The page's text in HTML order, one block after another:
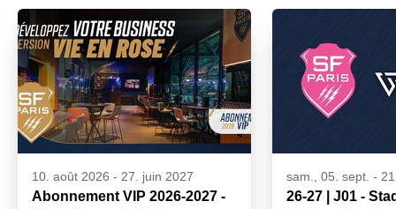
10. août 2026 - 27. juin 2027
Abonnement VIP 2026-2027 -
sam., 05. sept. -
26-27 | J01 -